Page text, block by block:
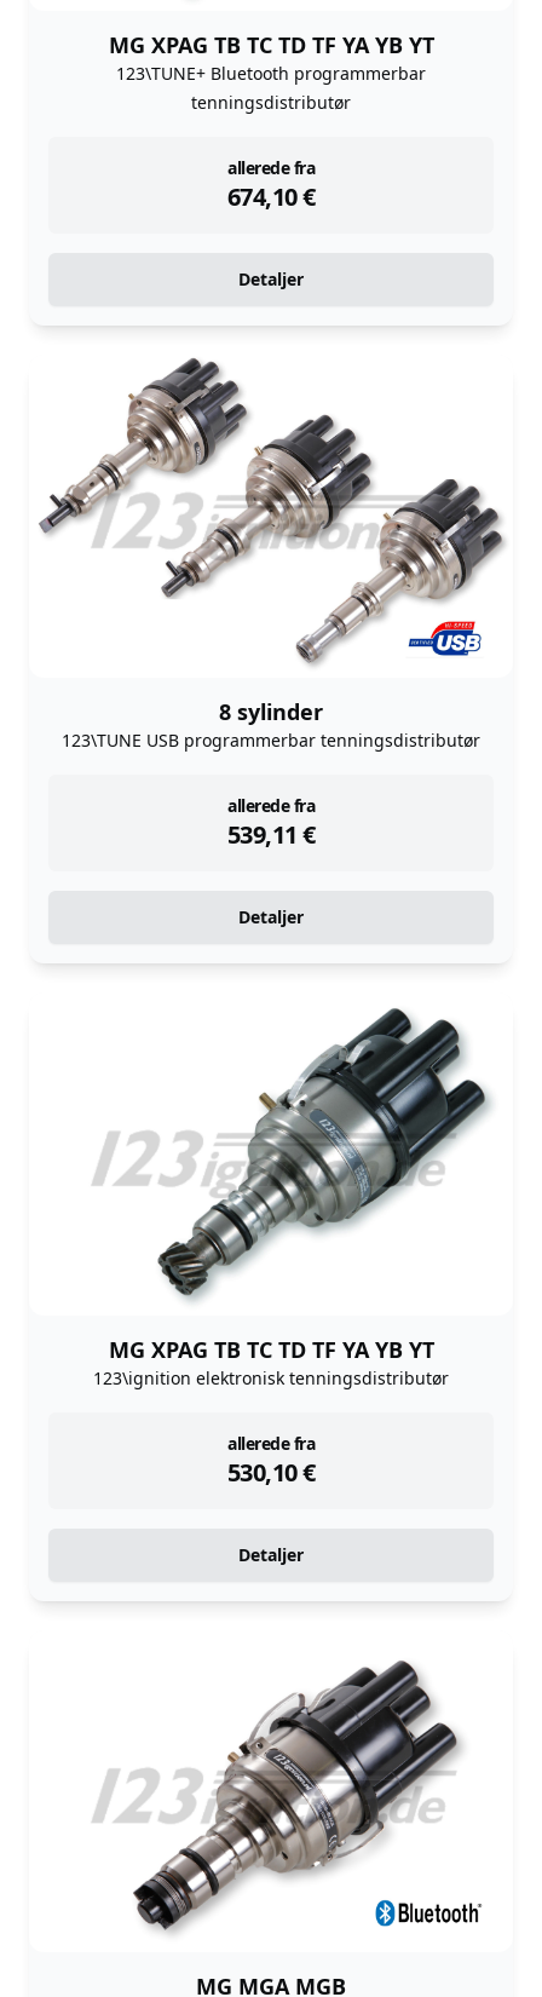
MG XPAG TB TC TD TF YA YB YT
123\TUNE+ Bluetooth programmerbar
tenningsdistributør
allerede fra
674,10€
instock
Detaljer
8 sylinder
123\TUNE USB programmerbar tenningsdistributør
allerede fra
539,11 €
instock
Detaljer
MG XPAG TB TC TD TF YA YB YT
123\ignition elektronisk tenningsdistributør
allerede fra
530,10€
instock
Detaljer
MG MGA MGB